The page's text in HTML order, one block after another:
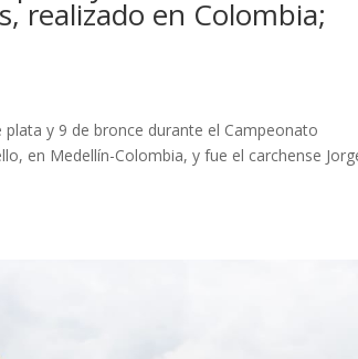
realizado en Colombia;
y 9 de bronce durante el Campeonato
en Medellín-Colombia, y fue el carchense